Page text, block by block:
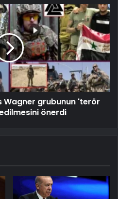
Wagner grubunun 'terör
önerdi